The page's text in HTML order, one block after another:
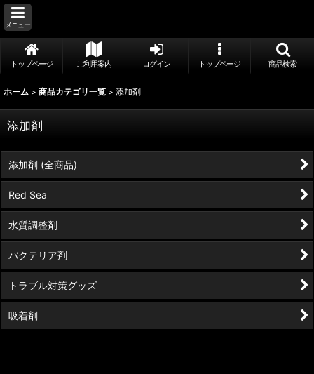
メニュー
トップページ ご利用案内 ログイン トップページ 商品検索
ホーム > 商品カテゴリ一覧 > 添加剤
添加剤
添加剤 (全商品)
Red Sea
水質調整剤
バクテリア剤
トラブル対策グッズ
吸着剤